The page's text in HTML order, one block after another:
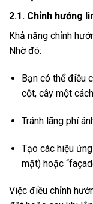
2.1. Chỉnh hướng
Khả năng chỉnh
Nhờ đó:
Bạn có thể điều
cột, cây một
Tránh lãng phí
Tạo các hiệu
mặt) hoặc
Việc điều chỉnh